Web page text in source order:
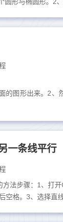
的图形出来。2
一条线平行
法步骤：1、打
空格。3、选择直